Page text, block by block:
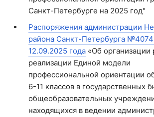
Санкт-Петербурге на 2025 год"
Распоряжения администрации
района Санкт-Петербурга
12.09.2025 года «Об организации
реализации Единой модели
профессиональной ориентации
6-11 классов в государственных
общеобразовательных
находящихся в ведении